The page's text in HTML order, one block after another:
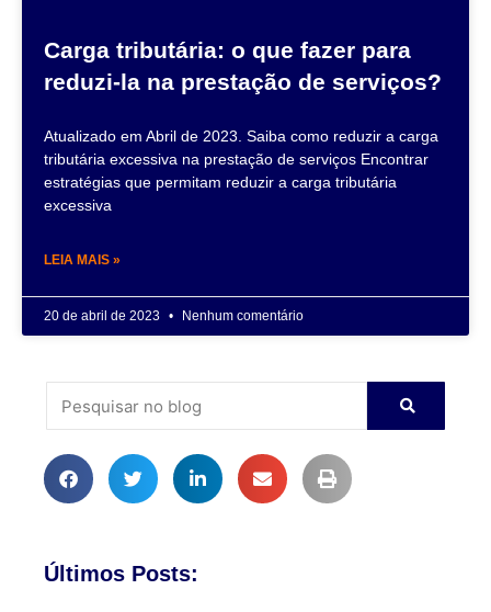
Carga tributária: o que fazer para
reduzi-la na prestação de serviços?
Atualizado em Abril de 2023. Saiba como reduzir a carga
tributária excessiva na prestação de serviços Encontrar
estratégias que permitam reduzir a carga tributária
excessiva
LEIA MAIS »
20 de abril de 2023 Nenhum comentário
Últimos Posts: